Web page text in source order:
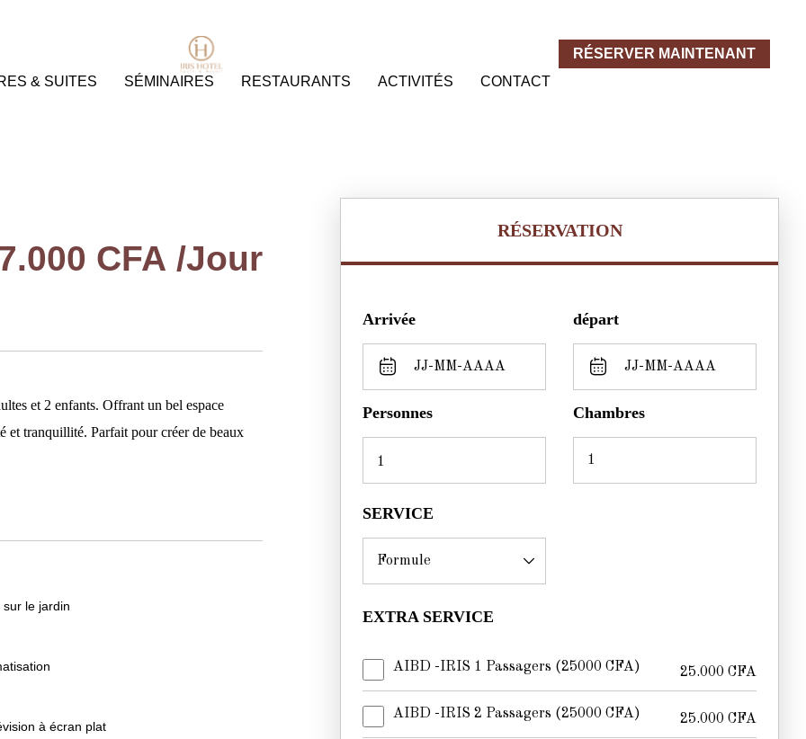
RÉSERVER MAINTENANT
& SUITES SÉMINAIRES RESTAURANTS ACTIVITÉS CONTACT
CFA /Jour
et 2 enfants. Offrant un bel espace
et tranquillité. Parfait pour créer de beaux
sur le jardin
à écran plat
RÉSERVATION
Arrivée départ
Personnes
1
Chambres
SERVICE
EXTRA SERVICE
AIBD -IRIS 1 Passagers (25000 CFA) 25.000 CFA
AIBD -IRIS 2 Passagers (25000 CFA) 25.000 CFA